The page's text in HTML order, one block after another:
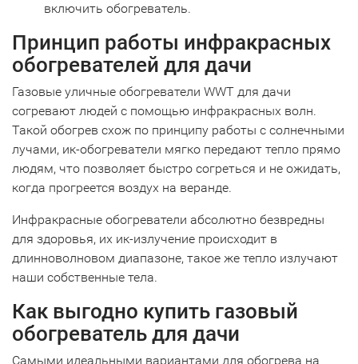
включить обогреватель.
Принцип работы инфракрасных
обогревателей для дачи
Газовые уличные обогреватели WWT для дачи
согревают людей с помощью инфракрасных волн.
Такой обогрев схож по принципу работы с солнечными
лучами, ик-обогреватели мягко передают тепло прямо
людям, что позволяет быстро согреться и не ожидать,
когда прогреется воздух на веранде.
Инфракрасные обогреватели абсолютно безвредны
для здоровья, их ик-излучение происходит в
длинноволновом диапазоне, такое же тепло излучают
наши собственные тела.
Как выгодно купить газовый
обогреватель для дачи
Самыми идеальными вариантами для обогрева на